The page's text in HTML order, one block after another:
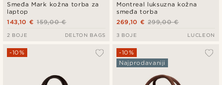
Smeđa Mark kožna torba za
laptop
159,00 €
143,10 €
2 BOJE DELTON BAGS
Montreal luksuzna kožna
smeđa torba
299,00 €
269,10 €
3 BOJE LUCLEON
-10%
-10%
Najprodavaniji